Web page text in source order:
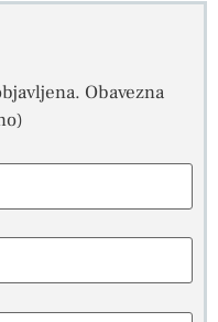
Obavezna